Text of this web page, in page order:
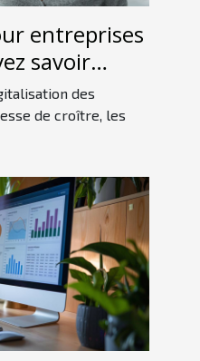
entreprises
savoir
des
de croître, les